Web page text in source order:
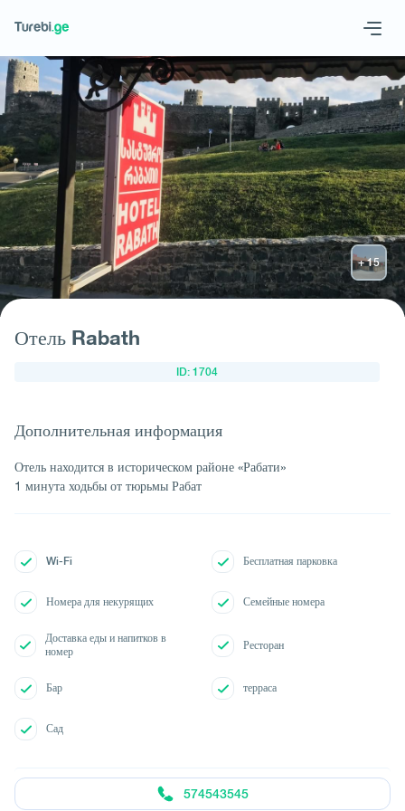
Geo Eng
Запросить отель
Отель Rabath
ID: 1704
Дополнительная информация
Отель находится в историческом районе «Рабати»
1 минута ходьбы от тюрьмы Рабат
Wi-Fi Бесплатная парковка
Номера для некурящих Семейные номера
Доставка еды и напитков в
номер
Ресторан
Бар терраса
Сад
574543545